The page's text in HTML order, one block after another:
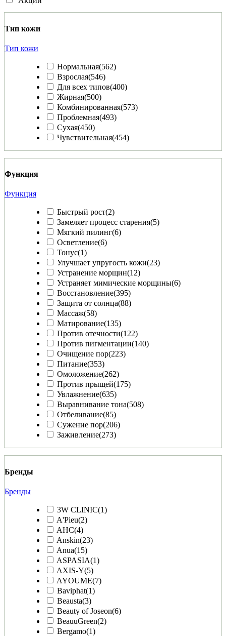
Тип кожи
Тип кожи
Нормальная(562)
Взрослая(546)
Для всех типов(400)
Жирная(500)
Комбинированная(573)
Проблемная(493)
Сухая(450)
Чувствительная(454)
Функция
Функция
Быстрый рост(2)
Замеляет процесс старения(5)
Мягкий пилинг(6)
Осветление(6)
Тонус(1)
Улучшает упругость кожи(23)
Устранение морщин(12)
Устраняет мимические морщины(6)
Восстановление(395)
Защита от солнца(88)
Массаж(58)
Матирование(135)
Против отечности(122)
Против пигментации(140)
Очищение пор(223)
Питание(353)
Омоложение(262)
Против прыщей(175)
Увлажнение(635)
Выравнивание тона(508)
Отбеливание(85)
Сужение пор(206)
Заживление(273)
Бренды
Бренды
3W CLINIC(1)
A'Pieu(2)
AHC(4)
Anskin(23)
Anua(15)
ASPASIA(1)
AXIS-Y(5)
AYOUME(7)
Baviphat(1)
Beausta(3)
Beauty of Joseon(6)
BeauuGreen(2)
Bergamo(1)